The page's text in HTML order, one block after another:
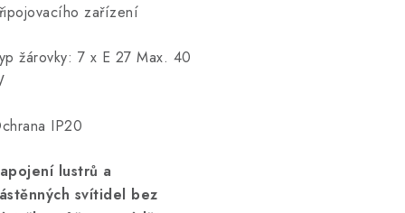
zařízení
žárovky: 7 x E 27 Max. 40
IP20
lustrů a
svítidel bez